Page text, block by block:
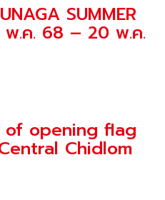
SUMMER
พ.ค. 68 – 20 พ.ค.
of opening flag
Chidlom